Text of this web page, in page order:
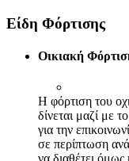
Είδη Φόρτισης
Οικιακή
Η φόρτιση του
δίνεται μαζί με
για την
σε περίπτωση
να διαθέτει όμως